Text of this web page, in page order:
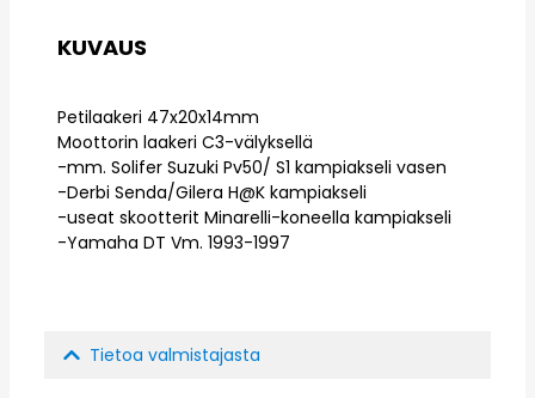
KUVAUS
Petilaakeri 47x20x14mm
Moottorin laakeri C3-välyksellä
-mm. Solifer Suzuki Pv50/ S1 kampiakseli vasen
-Derbi Senda/Gilera H@K kampiakseli
-useat skootterit Minarelli-koneella kampiakseli
-Yamaha DT Vm. 1993-1997
Tietoa valmistajasta